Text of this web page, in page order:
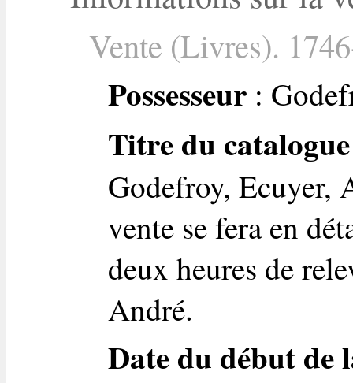
Vente (Livres).
Possesseur :
Titre du catalogue
Godefroy, Ecuyer,
vente se fera en
deux heures de
André.
Date du début de